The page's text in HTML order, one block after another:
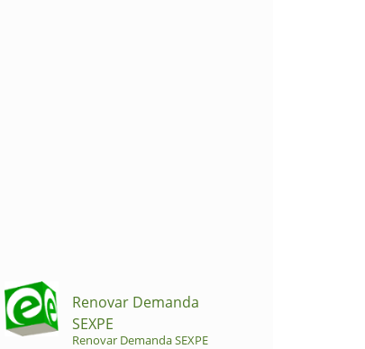
Renovar Demanda
SEXPE
Renovar Demanda SEXPE